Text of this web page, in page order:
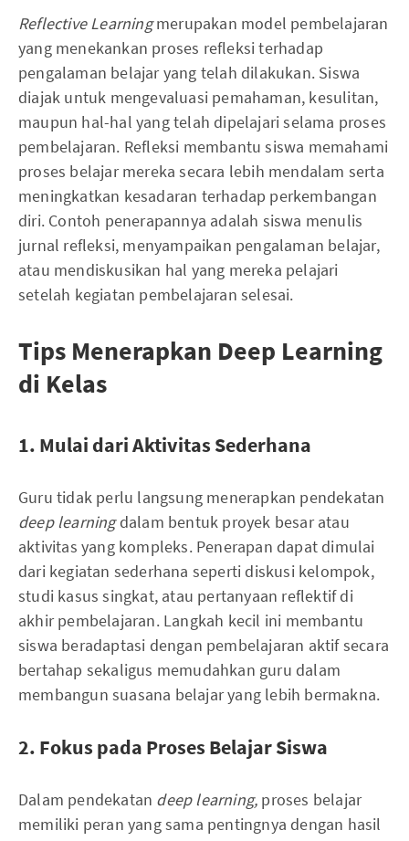
Reflective Learningmerupakan model pembelajaran
yang menekankan proses refleksi terhadap
pengalaman belajar yang telah dilakukan. Siswa
diajak untuk mengevaluasi pemahaman, kesulitan,
maupun hal-hal yang telah dipelajari selama proses
pembelajaran. Refleksi membantu siswa memahami
proses belajar mereka secara lebih mendalam serta
meningkatkan kesadaran terhadap perkembangan
diri. Contoh penerapannya adalah siswa menulis
jurnal refleksi, menyampaikan pengalaman belajar,
atau mendiskusikan hal yang mereka pelajari
setelah kegiatan pembelajaran selesai.
Tips Menerapkan Deep Learning
di Kelas
1. Mulai dari Aktivitas Sederhana
Guru tidak perlu langsung menerapkan pendekatan
deep learningdalam bentuk proyek besar atau
aktivitas yang kompleks. Penerapan dapat dimulai
dari kegiatan sederhana seperti diskusi kelompok,
studi kasus singkat, atau pertanyaan reflektif di
akhir pembelajaran. Langkah kecil ini membantu
siswa beradaptasi dengan pembelajaran aktif secara
bertahap sekaligus memudahkan guru dalam
membangun suasana belajar yang lebih bermakna.
2. Fokus pada Proses Belajar Siswa
Dalam pendekatan deep learning, proses belajar
memiliki peran yang sama pentingnya dengan hasil